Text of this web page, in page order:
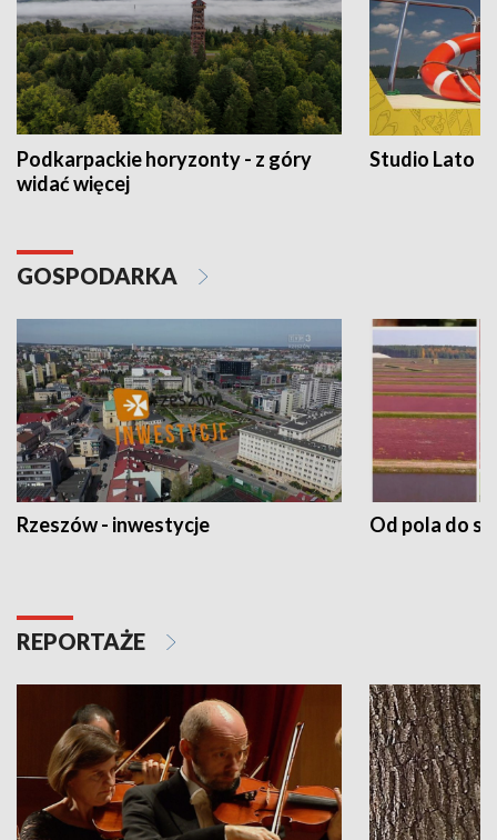
Podkarpackie horyzonty - z góry
widać więcej
Studio Lato
GOSPODARKA
Rzeszów - inwestycje Od pola do
REPORTAŻE